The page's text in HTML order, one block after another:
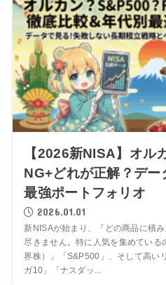
【2026新NISA】オル
NG+どれが正解？デー
最強ポートフォリオ
2026.01.01
新NISAが始まり、『どの商品に積
尽きません。特に人気を集めている
界株）」「S&P500」、そして高い
ガ10」「ナスダッ...